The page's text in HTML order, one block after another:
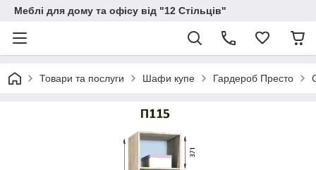
Меблі для дому та офісу від "12 Стільців"
Товари та послуги Шафи купе Гардероб Престо